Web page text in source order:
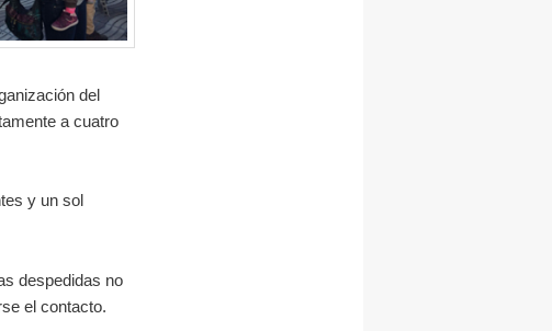
del
a cuatro
y un sol
despedidas no
el contacto.